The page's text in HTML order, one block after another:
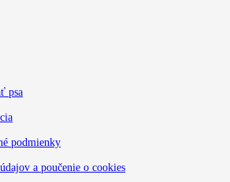
psa
podmienky
a poučenie o cookies